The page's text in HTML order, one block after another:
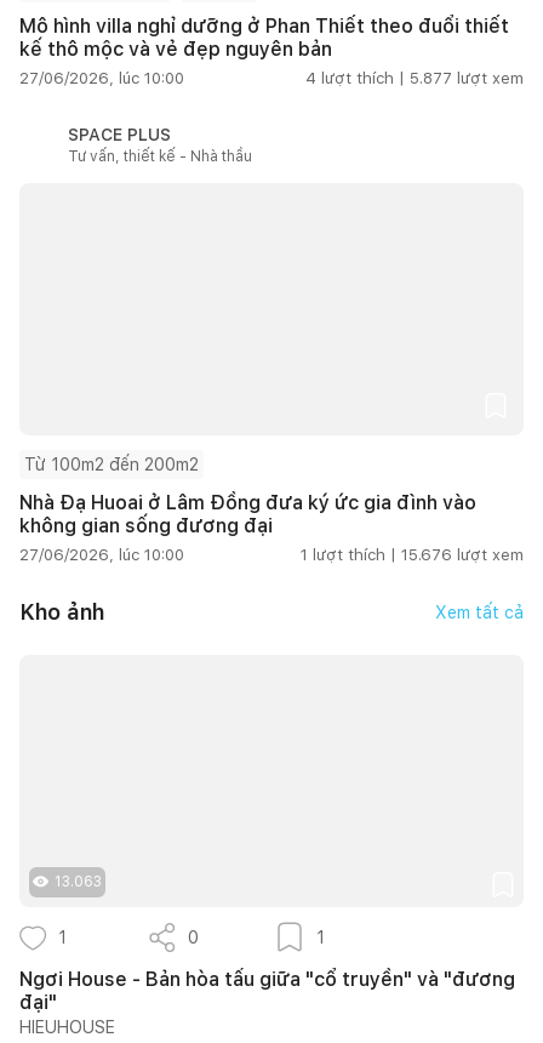
Mô hình villa nghỉ dưỡng ở Phan Thiết theo đuổi thiết
kế thô mộc và vẻ đẹp nguyên bản
27/06/2026, lúc 10:00 4 lượt thích | 5.877 lượt xem
SPACE PLUS
Tư vấn, thiết kế - Nhà thầu
Từ 100m2 đến 200m2
Nhà Đạ Huoai ở Lâm Đồng đưa ký ức gia đình vào
không gian sống đương đại
27/06/2026, lúc 10:00 1 lượt thích | 15.676 lượt xem
Kho ảnh Xem tất cả
13.063
1 0 1
Ngơi House - Bản hòa tấu giữa "cổ truyền" và "đương
đại"
HIEUHOUSE